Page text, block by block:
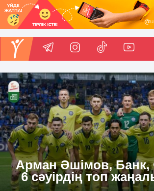
Арман Әшімов, Банк,
6 сәуірдің топ